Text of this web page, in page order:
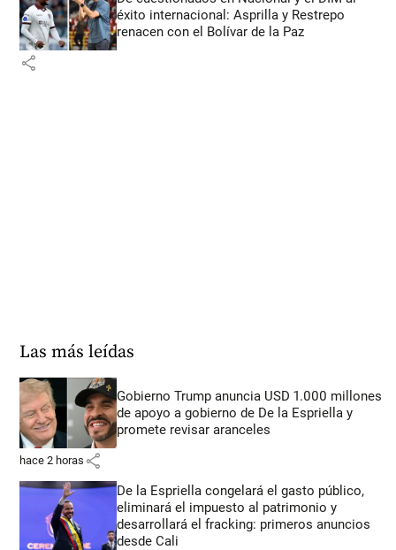
éxito internacional: Asprilla y Restrepo
renacen con el Bolívar de la Paz
share
Las más leídas
Gobierno Trump anuncia USD 1.000 millones
de apoyo a gobierno de De la Espriella y
promete revisar aranceles
hace 2 horas share
De la Espriella congelará el gasto público,
eliminará el impuesto al patrimonio y
desarrollará el fracking: primeros anuncios
desde Cali